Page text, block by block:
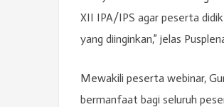
XII IPA/IPS agar peserta
yang diinginkan,” jelas
Mewakili peserta webinar,
bermanfaat bagi seluruh